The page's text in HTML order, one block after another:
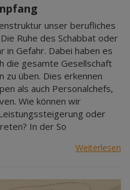
unser berufliches
Ruhe des Schabbat oder
in Gefahr. Dabei haben es
die gesamte Gesellschaft
zu üben. Dies erkennen
als auch Personalchefs,
Wie können wir
oder
In der So
Weiterlesen